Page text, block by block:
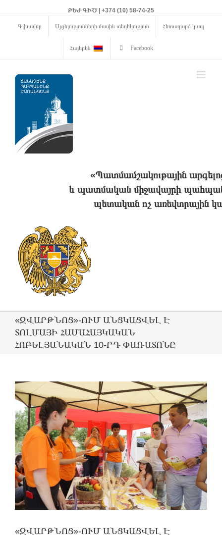
ԹԵԺ ԳԻԾ | +374 (10) 58-74-25
Գլխավոր Այցելությունների մասին տեղեկություն Հետադարձ կապ
Հայերեն Facebook
«Պատմամշակութային
և պատմական միջավայրի
պետական ոչ առեվտրային
«ԶՎԱՐԹՆՈՑ»-ՈՒՄ ԱՆՑԿԱՑՎԵԼ Է
ՏՈԼՄԱՅԻ ՀԱՄԱՀԱՅԿԱԿԱՆ
ՀՈԲԵԼՅԱՆԱԿԱՆ 10-ՐԴ ՓԱՌԱՏՈՆԸ
View
Larger
Image
«ԶՎԱՐԹՆՈՑ»-ՈՒՄ ԱՆՑԿԱՑՎԵԼ Է